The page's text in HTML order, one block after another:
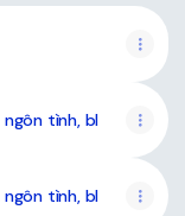
tình, bl
tình, bl